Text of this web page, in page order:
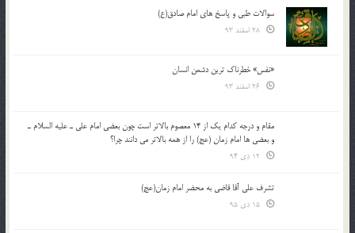
سوالات طبی و پاسخ های امام صادق(ع)
«نفس» خطرناک ترین دشمن انسان
مقام و درجه كدام يك از 14 معصوم بالاتر است چون بعضي امام علي ـ عليه السلام ـ
و بعضي ها امام زمان (عج) را از همه بالاتر مي دانند چرا؟
تشرف علي آقا قاضي به محضر امام زمان(عج)